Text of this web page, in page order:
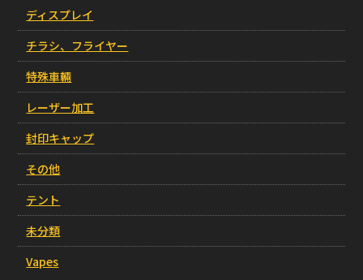
ディスプレイ
チラシ、フライヤー
特殊車輛
レーザー加工
封印キャップ
その他
テント
未分類
Vapes